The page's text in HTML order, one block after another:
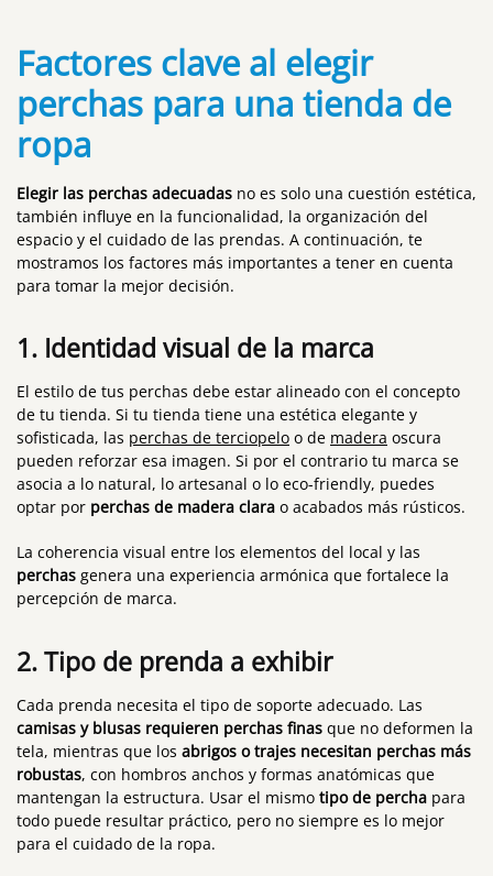
Factores clave al elegir
perchas para una tienda de
ropa
Elegir las perchas adecuadas no es solo una cuestión estética,
también influye en la funcionalidad, la organización del
espacio y el cuidado de las prendas. A continuación, te
mostramos los factores más importantes a tener en cuenta
para tomar la mejor decisión.
1. Identidad visual de la marca
El estilo de tus perchas debe estar alineado con el concepto
de tu tienda. Si tu tienda tiene una estética elegante y
sofisticada, las perchas de terciopelo o de madera oscura
pueden reforzar esa imagen. Si por el contrario tu marca se
asocia a lo natural, lo artesanal o lo eco-friendly, puedes
optar por perchas de madera clara o acabados más rústicos.
La coherencia visual entre los elementos del local y las
perchas genera una experiencia armónica que fortalece la
percepción de marca.
2. Tipo de prenda a exhibir
Cada prenda necesita el tipo de soporte adecuado. Las
camisas y blusas requieren perchas finas que no deformen la
tela, mientras que los abrigos o trajes necesitan perchas más
robustas, con hombros anchos y formas anatómicas que
mantengan la estructura. Usar el mismo tipo de percha para
todo puede resultar práctico, pero no siempre es lo mejor
para el cuidado de la ropa.